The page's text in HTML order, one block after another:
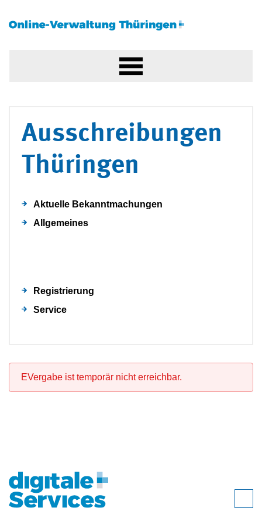
Ausschreibungen
Thüringen
Aktuelle Bekanntmachungen
Allgemeines
Registrierung
Service
EVergabe ist temporär nicht erreichbar.